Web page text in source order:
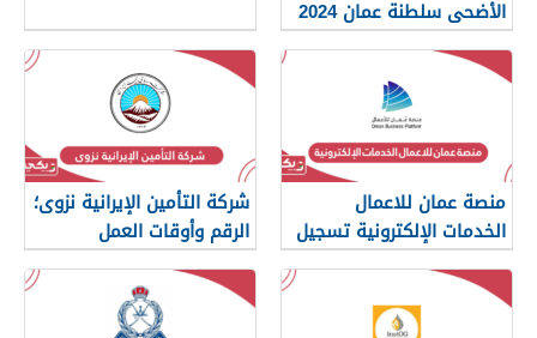
الأضحى سلطنة عمان 2024
منصة عمان للاعمال
الخدمات الإلكترونية تسجيل
الدخول
شركة التأمين الإيرانية نزوى؛
الرقم وأوقات العمل